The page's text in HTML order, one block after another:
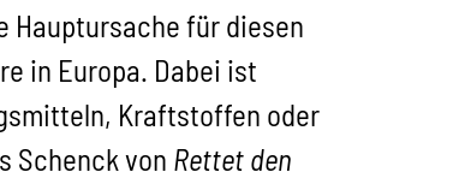
Hauptursache für diesen
in Europa. Dabei ist
Kraftstoffen oder
Schenck von Rettet den